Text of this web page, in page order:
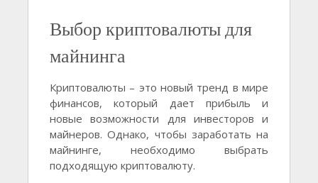
Выбор криптовалюты для
майнинга
Криптовалюты – это новый тренд в мире
финансов, который дает прибыль и
новые возможности для инвесторов и
майнеров. Однако, чтобы заработать на
майнинге, необходимо выбрать
подходящую криптовалюту.